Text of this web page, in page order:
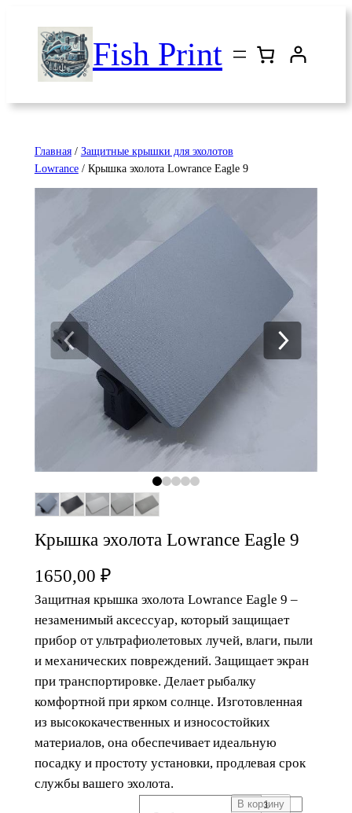
содержимому Fish Print
Главная/ Защитные крышки для эхолотов
Lowrance/ Крышка эхолота Lowrance Eagle 9
Крышка эхолота Lowrance Eagle 9
1650,00 ₽
Защитная крышка эхолота Lowrance Eagle 9 –
незаменимый аксессуар, который защищает
прибор от ультрафиолетовых лучей, влаги, пыли
и механических повреждений. Защищает экран
при транспортировке. Делает рыбалку
комфортной при ярком солнце. Изготовленная
из высококачественных и износостойких
материалов, она обеспечивает идеальную
посадку и простоту установки, продлевая срок
службы вашего эхолота.
КВ корзину